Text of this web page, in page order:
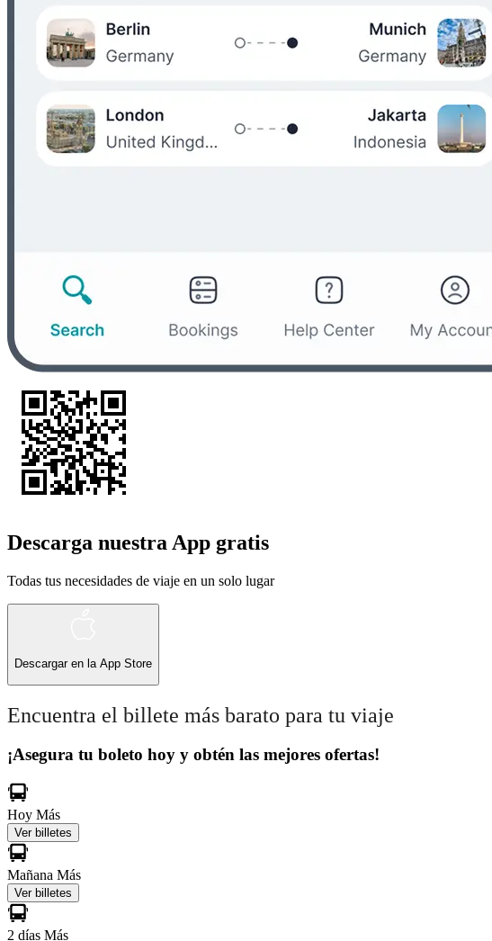
Descarga nuestra App gratis
Todas tus necesidades de viaje en un solo lugar
Descargar en la App Store
Encuentra el billete más barato para tu viaje
¡Asegura tu boleto hoy y obtén las mejores ofertas!
Hoy Más
Ver billetes
Mañana Más
Ver billetes
2 días Más